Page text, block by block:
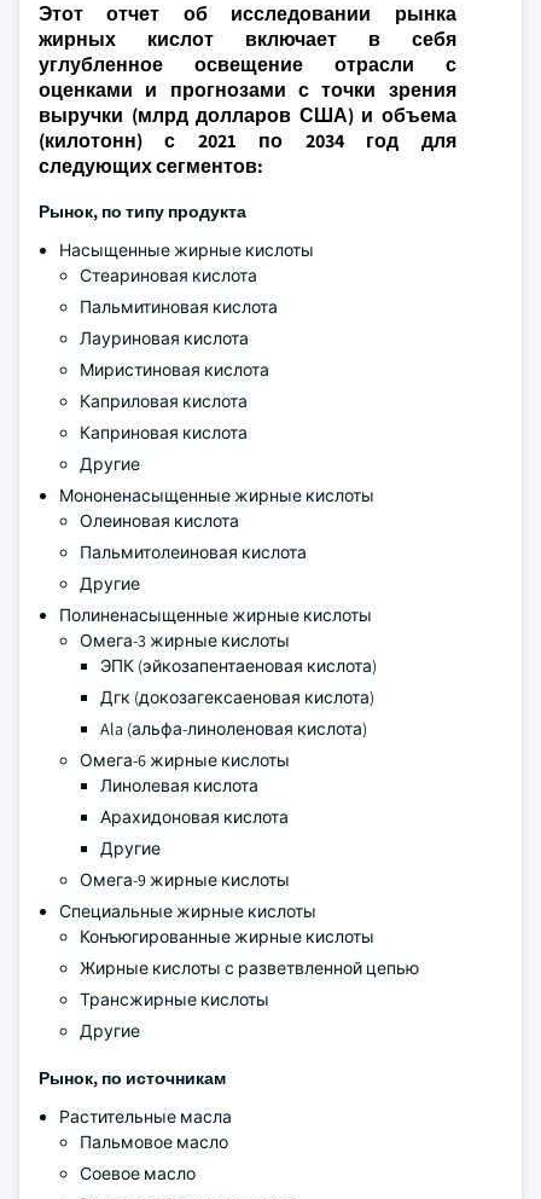
Этот отчет об исследовании рынка
жирных кислот включает в себя
углубленное освещение отрасли с
оценками и прогнозами с точки зрения
выручки (млрд долларов США) и объема
(килотонн) с 2021 по 2034 год для
следующих сегментов:
Рынок, по типу продукта
Насыщенные жирные кислоты
Стеариновая кислота
Пальмитиновая кислота
Лауриновая кислота
Миристиновая кислота
Каприловая кислота
Каприновая кислота
Другие
Мононенасыщенные жирные кислоты
Олеиновая кислота
Пальмитолеиновая кислота
Другие
Полиненасыщенные жирные кислоты
Омега-3 жирные кислоты
ЭПК (эйкозапентаеновая кислота)
Дгк (докозагексаеновая кислота)
Ala (альфа-линоленовая кислота)
Омега-6 жирные кислоты
Линолевая кислота
Арахидоновая кислота
Другие
Омега-9 жирные кислоты
Специальные жирные кислоты
Конъюгированные жирные кислоты
Жирные кислоты с разветвленной цепью
Трансжирные кислоты
Другие
Рынок, по источникам
Растительные масла
Пальмовое масло
Соевое масло